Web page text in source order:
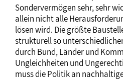
Sondervermögen sehr, sehr
allein nicht alle
lösen wird. Die größte
strukturell so
durch Bund, Länder und
Ungleichheiten und
muss die Politik an